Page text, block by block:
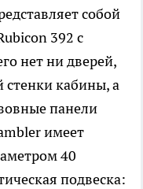
собой
392 с
нет ни дверей,
кабины, а
панели
имеет
40
подвеска: